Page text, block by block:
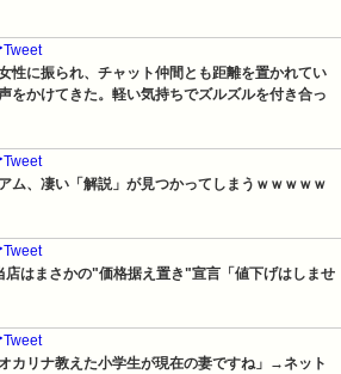
性に振られ、チャット仲間とも距離を置かれてい
をかけてきた。軽い気持ちでズルズルを付き合っ
ム、凄い「解説」が見つかってしまうｗｗｗｗｗ
店はまさかの"価格据え置き"宣言「値下げはしませ
カリナ教えた小学生が現在の妻ですね」→ネット